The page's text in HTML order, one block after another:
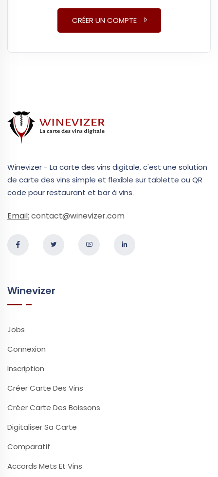
CRÉER UN COMPTE
Winevizer - La carte des vins digitale, c'est une solution
de carte des vins simple et flexible sur tablette ou QR
code pour restaurant et bar à vins.
Email: contact@winevizer.com
Winevizer
Jobs
Connexion
Inscription
Créer Carte Des Vins
Créer Carte Des Boissons
Digitaliser Sa Carte
Comparatif
Accords Mets Et Vins